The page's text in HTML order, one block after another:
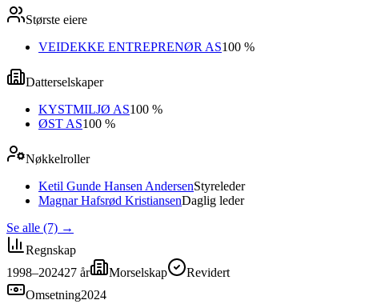
Største eiere
VEIDEKKE ENTREPRENØR AS100 %
Datterselskaper
KYSTMILJØ AS100 %
ØST AS100 %
Nøkkelroller
Ketil Gunde Hansen AndersenStyreleder
Magnar Hafsrød KristiansenDaglig leder
Se alle (7) →
Regnskap
1998–202427 år Morselskap
Revidert
Omsetning2024